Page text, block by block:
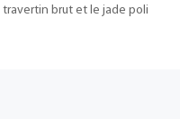
brut et le jade poli